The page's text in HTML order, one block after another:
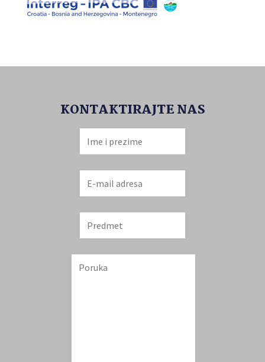
KONTAKTIRAJTE NAS